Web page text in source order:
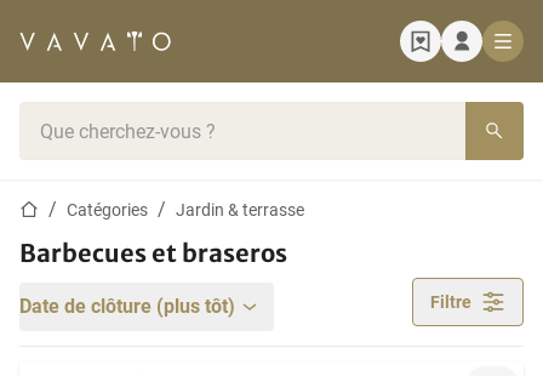
Page d'accueil
Catégories Jardin & terrasse
Barbecues et braseros
Date de clôture (plus tôt) Filtre